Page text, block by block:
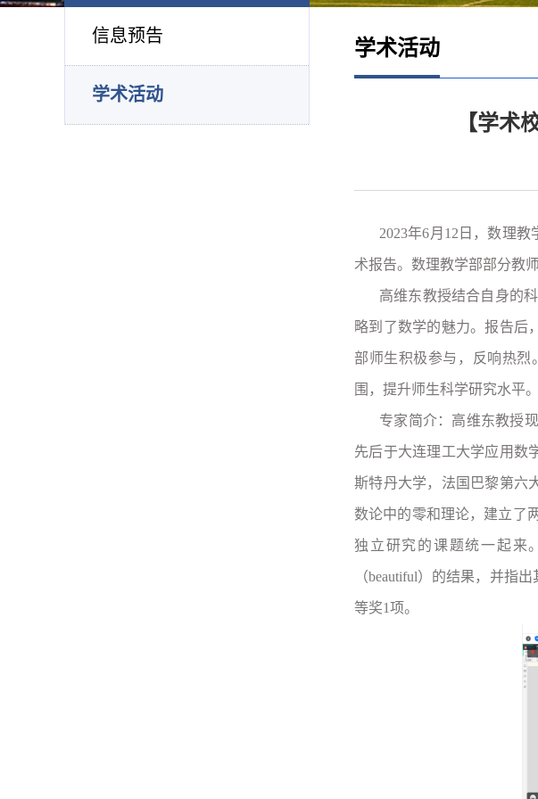
信息预告
学术活动
学术活动
【学术
2023年6月12日，数理
术报告。数理教学部部分教
高维东教授结合自身的
略到了数学的魅力。报告后
部师生积极参与，反响热烈
围，提升师生科学研究水平。
专家简介： 高维东教授
先后于大连理工大学应用数
斯特丹大学，法国巴黎第六
数论中的零和理论，建立了
独立研究的课题统一起来
（beautiful）的结果，并指
等奖1项。